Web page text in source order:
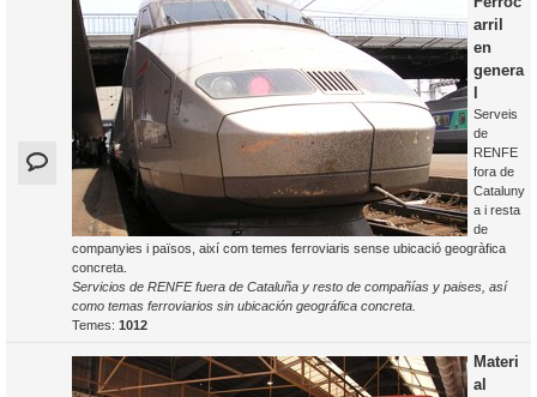
arril
en
genera
Serveis
de
RENFE
fora de
Cataluny
a i resta
de
companyies i països, així com temes ferroviaris sense ubicació geogràfica
concreta.
Servicios de RENFE fuera de Cataluña y resto de compañías y paises, así
como temas ferroviarios sin ubicación geográfica concreta.
Temes: 1012
Materi
al